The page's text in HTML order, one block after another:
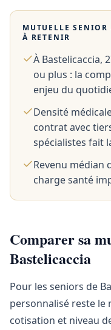
MUTUELLE SENIOR
À RETENIR
À Bastelicaccia,
ou plus : la
enjeu du
Densité
contrat avec
spécialistes fait
Revenu médian
charge santé
Comparer sa
Bastelicaccia
Pour les seniors de
personnalisé reste le
cotisation et niveau